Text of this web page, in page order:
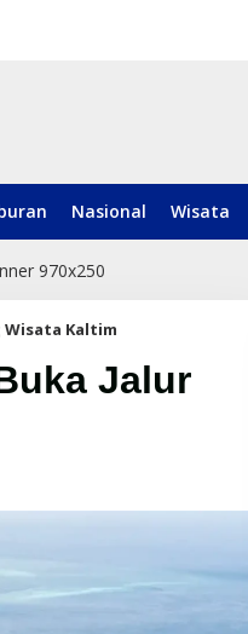
Nasional Wisata
Wisata Kaltim
Jalur